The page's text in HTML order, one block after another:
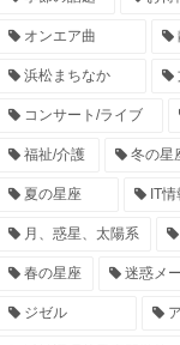
オンエア曲
浜松まちなか
コンサート/ライブ
福祉/介護 冬の星
夏の星座 IT情
月、惑星、太陽系
春の星座 迷惑メ
ジゼル